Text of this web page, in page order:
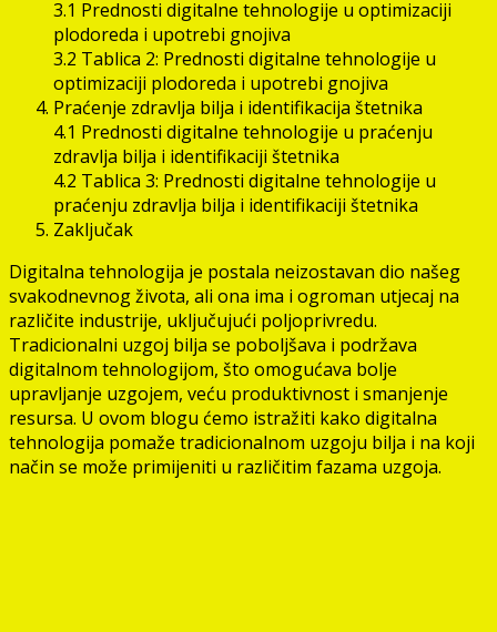
3.1 Prednosti digitalne tehnologije u optimizaciji
plodoreda i upotrebi gnojiva
3.2 Tablica 2: Prednosti digitalne tehnologije u
optimizaciji plodoreda i upotrebi gnojiva
Praćenje zdravlja bilja i identifikacija štetnika
4.1 Prednosti digitalne tehnologije u praćenju
zdravlja bilja i identifikaciji štetnika
4.2 Tablica 3: Prednosti digitalne tehnologije u
praćenju zdravlja bilja i identifikaciji štetnika
Zaključak
Digitalna tehnologija je postala neizostavan dio našeg
svakodnevnog života, ali ona ima i ogroman utjecaj na
različite industrije, uključujući poljoprivredu.
Tradicionalni uzgoj bilja se poboljšava i podržava
digitalnom tehnologijom, što omogućava bolje
upravljanje uzgojem, veću produktivnost i smanjenje
resursa. U ovom blogu ćemo istražiti kako digitalna
tehnologija pomaže tradicionalnom uzgoju bilja i na koji
način se može primijeniti u različitim fazama uzgoja.